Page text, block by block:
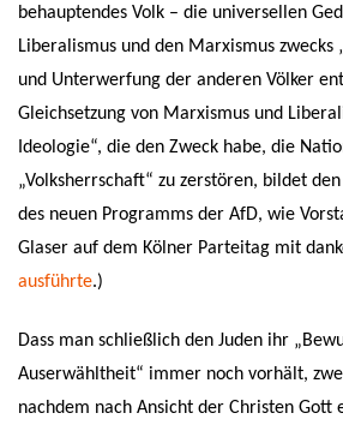
behauptendes Volk – die universellen
Liberalismus und den Marxismus zwecks
und Unterwerfung der anderen Völker
Gleichsetzung von Marxismus und
Ideologie“, die den Zweck habe, die
„Volksherrschaft“ zu zerstören, bildet
des neuen Programms der AfD, wie
Glaser auf dem Kölner Parteitag mit
ausführte.)
Dass man schließlich den Juden ihr
Auserwähltheit“ immer noch vorhält,
nachdem nach Ansicht der Christen Gott